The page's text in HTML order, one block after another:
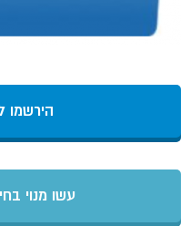
הירשמו
עשו מנוי